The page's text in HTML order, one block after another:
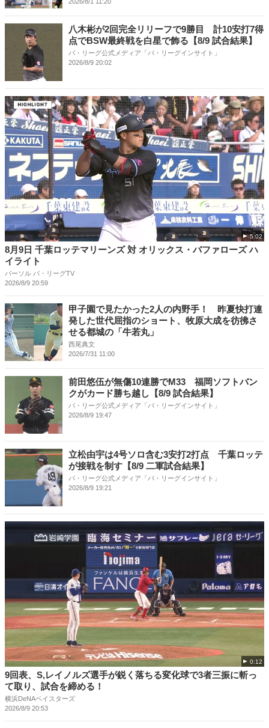
八木彬が2回完全リリーフで9勝目 計10安打7得
点でBSW最終戦を白星で飾る【8/9 試合結果】
パ・リーグ公式メディア「パ・リーグインサイト」
2026/8/9 20:02
5:02
8月9日 千葉ロッテマリーンズ 対 オリックス・バファローズ ハ
イライト
パーソル パ・リーグTV
2026/8/9 20:59
甲子園で見たかった2人の内野手！ 昨夏快打連
発した世代屈指のショート、牧原大成を彷彿さ
せる都城の「牛若丸」
西尾典文
2026/7/31 11:00
前田悠伍が無傷10連勝でM33 福岡ソフトバン
クがカード勝ち越し【8/9 試合結果】
パ・リーグ公式メディア「パ・リーグインサイト」
2026/8/9 19:47
立松由宇は4号ソロ含む3安打2打点 千葉ロッテ
が接戦を制す【8/9 二軍試合結果】
パ・リーグ公式メディア「パ・リーグインサイト」
2026/8/9 19:21
0:12
9回表、S,レイノルズ選手が鋭く落ちる変化球で3者三振に斬っ
て取り、試合を締める！
横浜DeNAベイスターズ
2026/8/9 20:53